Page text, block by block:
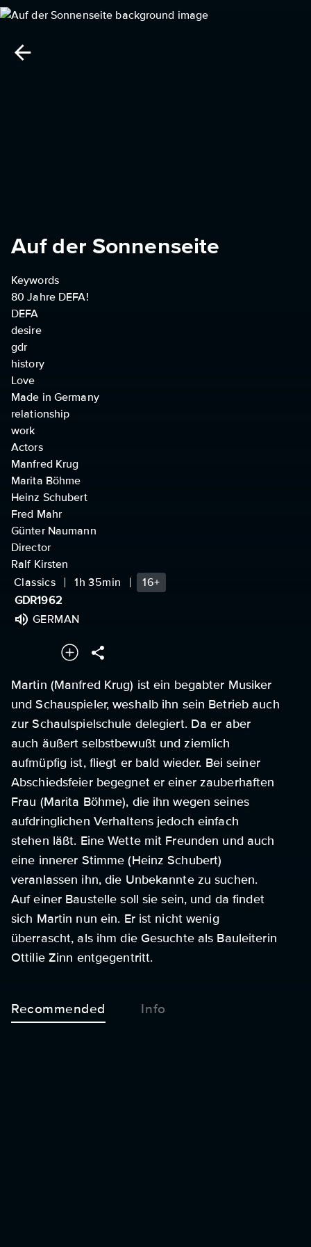
Auf der Sonnenseite
Keywords
80 Jahre DEFA!
DEFA
desire
gdr
history
Love
Made in Germany
relationship
work
Actors
Manfred Krug
Marita Böhme
Heinz Schubert
Fred Mahr
Günter Naumann
Director
Ralf Kirsten
Classics
1h 35min
16+
GDR1962
GERMAN
Martin (Manfred Krug) ist ein begabter Musiker
und Schauspieler, weshalb ihn sein Betrieb auch
zur Schaulspielschule delegiert. Da er aber
auch äußert selbstbewußt und ziemlich
aufmüpfig ist, fliegt er bald wieder. Bei seiner
Abschiedsfeier begegnet er einer zauberhaften
Frau (Marita Böhme), die ihn wegen seines
aufdringlichen Verhaltens jedoch einfach
stehen läßt. Eine Wette mit Freunden und auch
eine innerer Stimme (Heinz Schubert)
veranlassen ihn, die Unbekannte zu suchen.
Auf einer Baustelle soll sie sein, und da findet
sich Martin nun ein. Er ist nicht wenig
überrascht, als ihm die Gesuchte als Bauleiterin
Ottilie Zinn entgegentritt.
Recommended Info